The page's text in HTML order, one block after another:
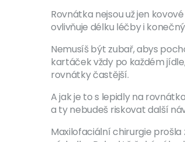
Rovnátka nejsou už jen
ovlivňuje délku léčby i
Nemusíš být zubař, abys
kartáček vždy po každém
rovnátky častější.
A jak je to s lepidly na
a ty nebudeš riskovat další
Maxilofaciální chirurgie